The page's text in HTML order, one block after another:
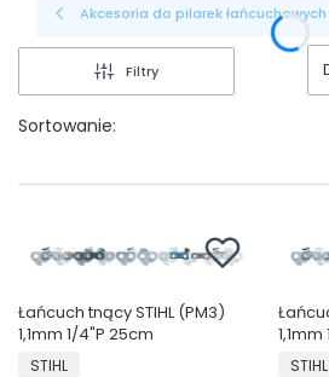
Akcesoria do pilarek łańcuchowych
Filtry
Sortowanie:
Łańcuch tnący STIHL (PM3)
1,1mm 1/4"P 25cm
PRODUCENT
STIHL STIHL